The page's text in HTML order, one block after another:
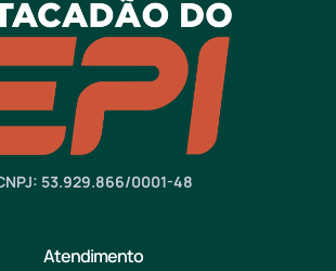
53.929.866/0001-48
Atendimento